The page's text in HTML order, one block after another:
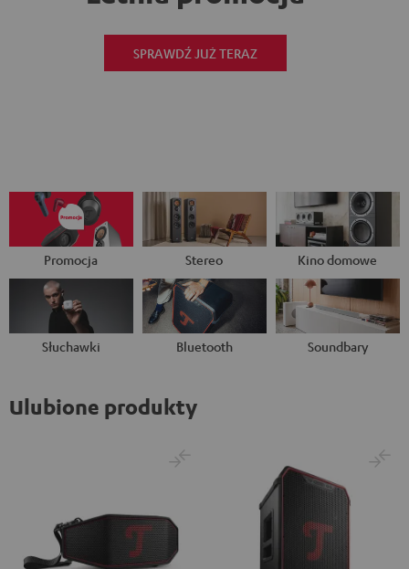
SPRAWDŹ JUŻ TERAZ
Promocja Stereo Kino domowe
Słuchawki Bluetooth Soundbary
Ulubione produkty